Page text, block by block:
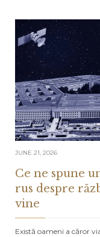
Comments
JUNE 21, 2026
Ce ne spune
rus despre
vine
Există oameni a căror